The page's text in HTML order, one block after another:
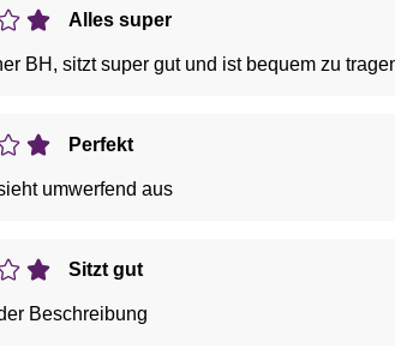
Alles super
BH, sitzt super gut und ist bequem zu
Perfekt
umwerfend aus
Sitzt gut
Beschreibung